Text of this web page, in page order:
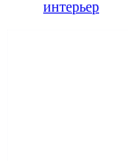
интерьер